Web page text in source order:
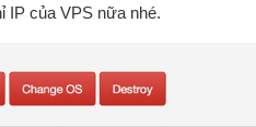
IP của VPS nữa nhé.